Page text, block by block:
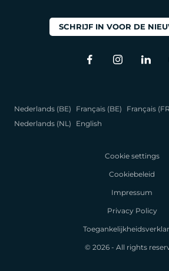
SCHRIJF IN VOOR DE
Nederlands (BE) Français (BE) Français
Nederlands (NL)
English
Cookie settings
Cookiebeleid
Impressum
Privacy Policy
© 2026 - All rights